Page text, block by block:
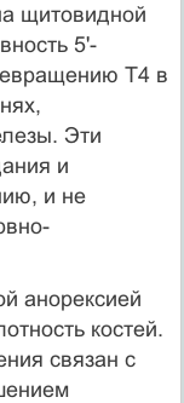
щитовидной
5'-
Т4 в
Эти
и
и не
анорексией
костей.
связан с